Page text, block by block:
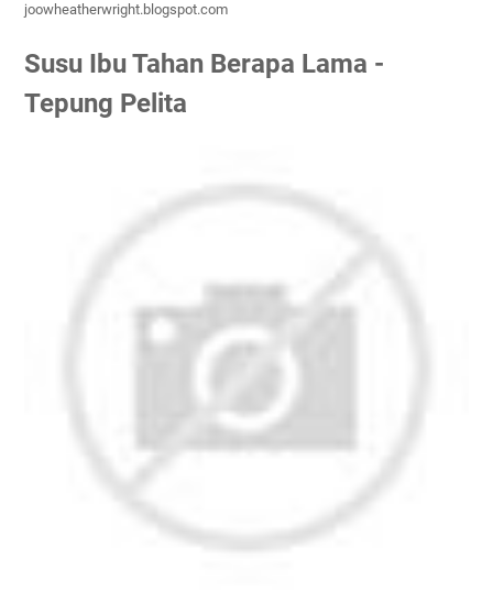
joowheatherwright.blogspot.com
Susu Ibu Tahan Berapa Lama -
Tepung Pelita